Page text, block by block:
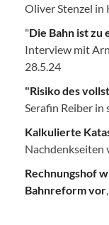
Oliver Stenzel
"Die Bahn ist
Interview mit
28.5.24
"Risiko des
Serafin Reiber in
Kalkulierte
Nachdenkseiten
Rechnungshof
Bahnreform vor